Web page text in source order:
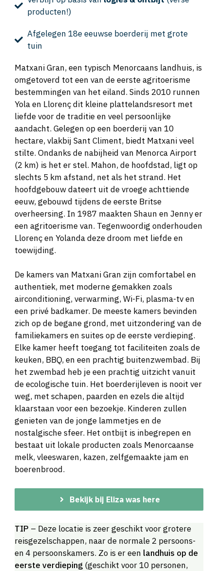
producten!)
Afgelegen 18e eeuwse boerderij met grote
tuin
Matxani Gran, een typisch Menorcaans landhuis, is
omgetoverd tot een van de eerste agritoerisme
bestemmingen van het eiland. Sinds 2010 runnen
Yola en Llorenç dit kleine plattelandsresort met
liefde voor de traditie en veel persoonlijke
aandacht. Gelegen op een boerderij van 10
hectare, vlakbij Sant Climent, biedt Matxani veel
stilte. Ondanks de nabijheid van Menorca Airport
(2 km) is het er stel. Mahon, de hoofdstad, ligt op
slechts 5 km afstand, net als het strand. Het
hoofdgebouw dateert uit de vroege achttiende
eeuw, gebouwd tijdens de eerste Britse
overheersing. In 1987 maakten Shaun en Jenny er
een agritoerisme van. Tegenwoordig onderhouden
Llorenç en Yolanda deze droom met liefde en
toewijding.
De kamers van Matxani Gran zijn comfortabel en
authentiek, met moderne gemakken zoals
airconditioning, verwarming, Wi-Fi, plasma-tv en
een privé badkamer. De meeste kamers bevinden
zich op de begane grond, met uitzondering van de
familiekamers en suites op de eerste verdieping.
Elke kamer heeft toegang tot faciliteiten zoals de
keuken, BBQ, en een prachtig buitenzwembad. Bij
het zwembad heb je een prachtig uitzicht vanuit
de ecologische tuin. Het boerderijleven is nooit ver
weg, met schapen, paarden en ezels die altijd
klaarstaan voor een bezoekje. Kinderen zullen
genieten van de jonge lammetjes en de
nostalgische sfeer. Het ontbijt is inbegrepen en
bestaat uit lokale producten zoals Menorcaanse
melk, vleeswaren, kazen, zelfgemaakte jam en
boerenbrood.
Bekijk bij Eliza was here
TIP – Deze locatie is zeer geschikt voor grotere
reisgezelschappen, naar de normale 2 persoons-
en 4 persoonskamers. Zo is er een landhuis op de
eerste verdieping (geschikt voor 10 personen,